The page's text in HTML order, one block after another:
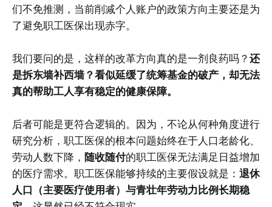
们不免推测，当前削减个人账户的政策方向主要还是为
了避免职工医保出现赤字。
我们要问的是，这样的改革方向真的是一剂良药吗？还
是拆东墙补西墙？看似延缓了统筹基金的破产，却无法
真的帮助工人享有稳定的健康保障。
后者可能是更符合逻辑的。因为，不论从何种角度进行
研究分析，职工医保的根本问题始终在于人口老龄化、
劳动人数下降， 随收随付的职工医保无法满足日益增加
的医疗需求。职工医保能够持续的主要假设就是： 退休
人口（主要医疗使用者）与青壮年劳动力比例长期稳